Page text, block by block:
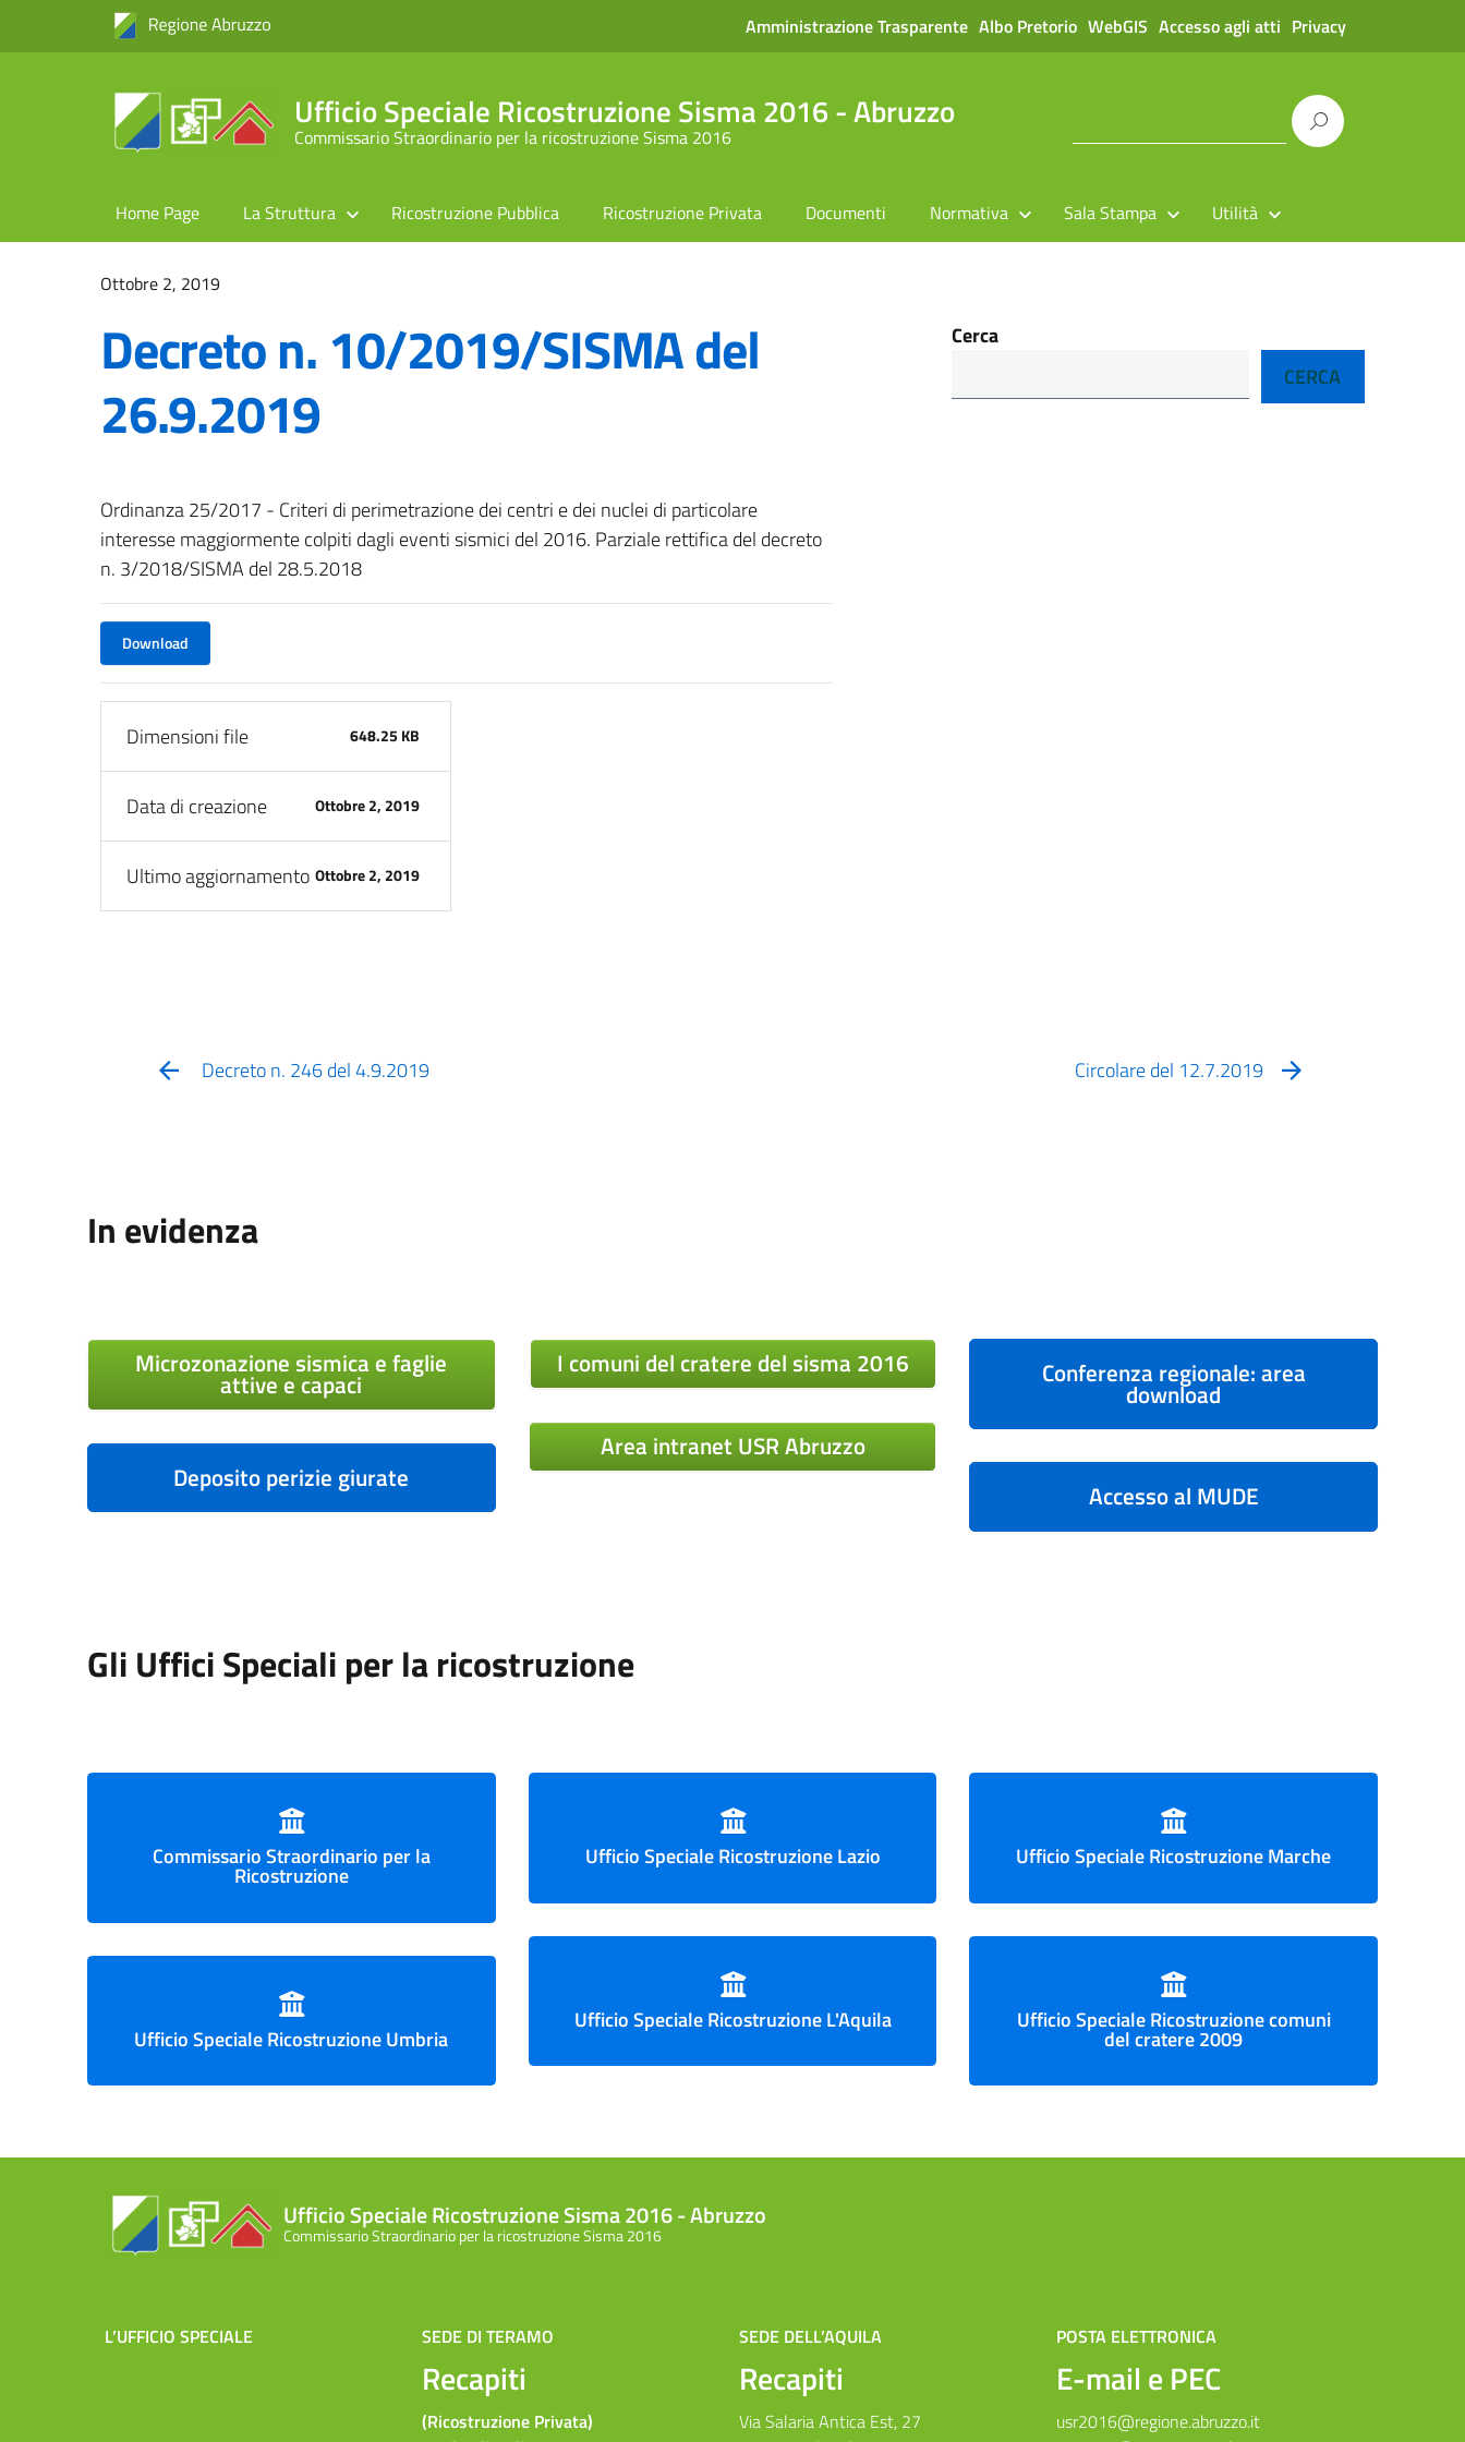
Amministrazione Trasparente Albo Pretorio WebGIS Accesso agli atti Privacy
Ufficio Speciale Ricostruzione Sisma 2016 - Abruzzo
Commissario Straordinario per la ricostruzione Sisma 2016
Home Page La Struttura Ricostruzione Pubblica Ricostruzione Privata Documenti Normativa Sala Stampa Utilità
Ottobre 2, 2019
Decreto n. 10/2019/SISMA del
26.9.2019
Ordinanza 25/2017 - Criteri di perimetrazione dei centri e dei nuclei di particolare
interesse maggiormente colpiti dagli eventi sismici del 2016. Parziale rettifica del decreto
n. 3/2018/SISMA del 28.5.2018
Download
Dimensioni file 648.25 KB
Data di creazione Ottobre 2, 2019
Ultimo aggiornamento Ottobre 2, 2019
Cerca
CERCA
Decreto n. 246 del 4.9.2019 Circolare del 12.7.2019
In evidenza
Microzonazione sismica e faglie
attive e capaci
Deposito perizie giurate
I comuni del cratere del sisma 2016
Area intranet USR Abruzzo
Conferenza regionale: area
download
Accesso al MUDE
Gli Uffici Speciali per la ricostruzione
Commissario Straordinario per la
Ricostruzione
Ufficio Speciale Ricostruzione Umbria
Ufficio Speciale Ricostruzione Lazio
Ufficio Speciale Ricostruzione L'Aquila
Ufficio Speciale Ricostruzione Marche
Ufficio Speciale Ricostruzione comuni
del cratere 2009
Ufficio Speciale Ricostruzione Sisma 2016 - Abruzzo
Commissario Straordinario per la ricostruzione Sisma 2016
L’UFFICIO SPECIALE SEDE DI TERAMO
Recapiti
(Ricostruzione Privata)
SEDE DELL’AQUILA
Recapiti
Via Salaria Antica Est, 27
POSTA ELETTRONICA
E-mail e PEC
usr2016@regione.abruzzo.it